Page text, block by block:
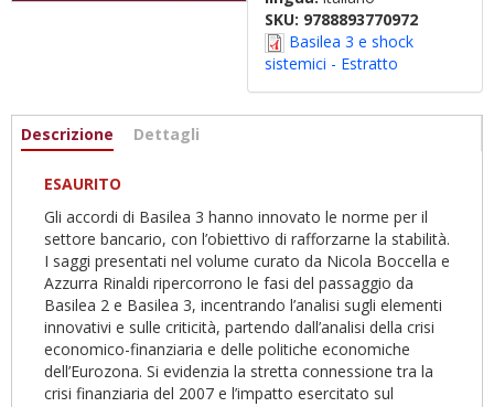
SKU: 9788893770972
Basilea 3 e shock
sistemici - Estratto
Informazioni
Descrizione (active
Dettagli
ESAURITO
Gli accordi di Basilea 3 hanno innovato le norme per il
settore bancario, con l’obiettivo di rafforzarne la stabilità.
I saggi presentati nel volume curato da Nicola Boccella e
Azzurra Rinaldi ripercorrono le fasi del passaggio da
Basilea 2 e Basilea 3, incentrando l’analisi sugli elementi
innovativi e sulle criticità, partendo dall’analisi della crisi
economico-finanziaria e delle politiche economiche
dell’Eurozona. Si evidenzia la stretta connessione tra la
crisi finanziaria del 2007 e l’impatto esercitato sul